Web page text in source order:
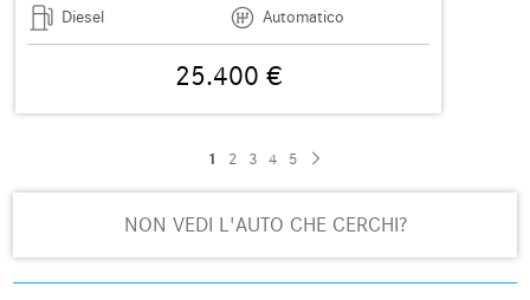
Diesel
Automatico
25.400 €
1 2 3 4 5
NON VEDI L'AUTO CHE CERCHI?